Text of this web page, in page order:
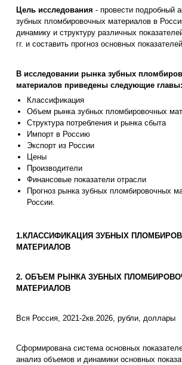
Цель исследования - провести подробный
зубных пломбировочных материалов в
динамику и структуру различных
гг. и составить прогноз основных
В исследовании рынка зубных
материалов приведены следующие главы:
Классификация
Объем рынка зубных пломбировочных
Структура потребления и рынка сбыта
Импорт в Россию
Экспорт из России
Цены
Производители
Финансовые показатели отрасли
Прогноз рынка зубных пломбировочных
России.
1.КЛАССИФИКАЦИЯ ЗУБНЫХ
МАТЕРИАЛОВ
2. ОБЪЕМ РЫНКА ЗУБНЫХ
МАТЕРИАЛОВ
Вся Россия, 2021-2кв.2026, рубли, доллары
Сформирована система основных
анализ объемов и динамики основных